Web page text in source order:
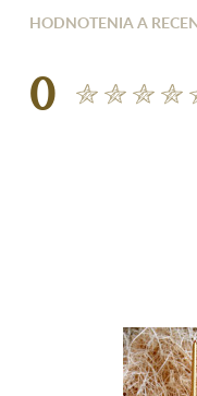
HODNOTENIA A
0